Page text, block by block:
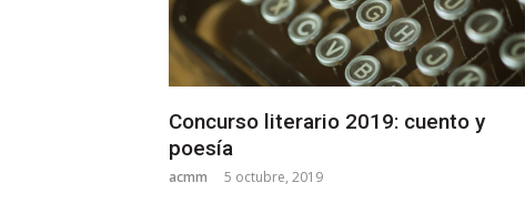
Concurso literario 2019: cuento y
poesía
acmm 5 octubre, 2019